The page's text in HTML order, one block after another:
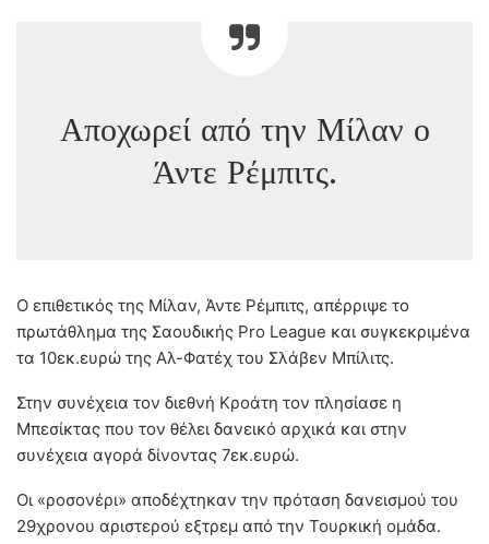
Αποχωρεί από την Μίλαν ο
Άντε Ρέμπιτς.
Ο επιθετικός της Μίλαν, Άντε Ρέμπιτς, απέρριψε το
πρωτάθλημα της Σαουδικής Pro League και συγκεκριμένα
τα 10εκ.ευρώ της Αλ-Φατέχ του Σλάβεν Μπίλιτς.
Στην συνέχεια τον διεθνή Κροάτη τον πλησίασε η
Μπεσίκτας που τον θέλει δανεικό αρχικά και στην
συνέχεια αγορά δίνοντας 7εκ.ευρώ.
Οι «ροσονέρι» αποδέχτηκαν την πρόταση δανεισμού του
29χρονου αριστερού εξτρεμ από την Τουρκική ομάδα.